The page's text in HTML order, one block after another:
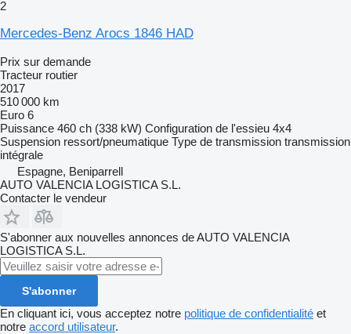
2
Mercedes-Benz Arocs 1846 HAD
Prix sur demande
Tracteur routier
2017
510 000 km
Euro 6
Puissance 460 ch (338 kW) Configuration de l'essieu 4x4
Suspension ressort/pneumatique Type de transmission transmission
intégrale
Espagne, Beniparrell
AUTO VALENCIA LOGISTICA S.L.
Contacter le vendeur
S'abonner aux nouvelles annonces de AUTO VALENCIA
LOGISTICA S.L.
S'abonner
En cliquant ici, vous acceptez notre politique de confidentialité et
notre accord utilisateur.